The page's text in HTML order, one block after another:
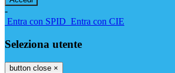
-
Entra con SPID Entra con CIE
Seleziona utente
button close ×